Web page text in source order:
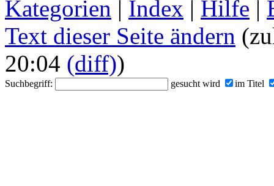
Kategorien | Index | Hilfe |
Text dieser Seite ändern
20:04 (diff))
Suchbegriff: gesucht wird im Titel